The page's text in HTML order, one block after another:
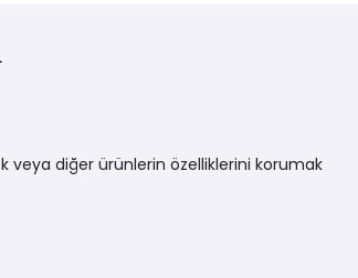
veya diğer ürünlerin özelliklerini korumak